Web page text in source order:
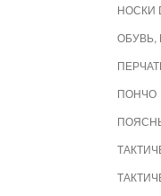
НОСКИ
ПОНЧО